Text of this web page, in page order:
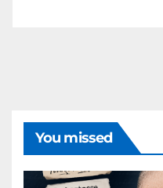
You missed